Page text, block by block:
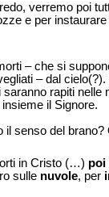
verremo poi
e per
– che si
– dal
rapiti nelle
il Signore.
il senso del
in Cristo (…) poi
sulle nuvole, per